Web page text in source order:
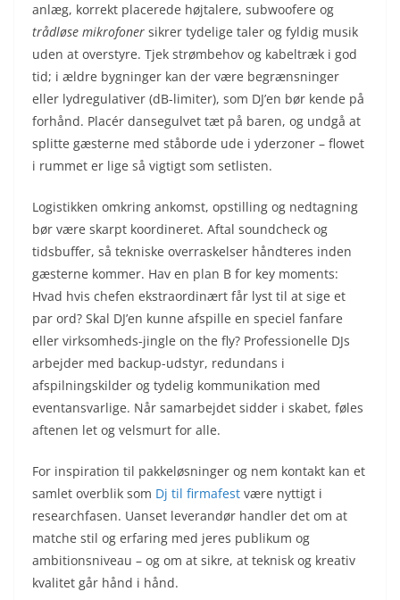
anlæg, korrekt placerede højtalere, subwoofere og
trådløse mikrofoner sikrer tydelige taler og fyldig musik
uden at overstyre. Tjek strømbehov og kabeltræk i god
tid; i ældre bygninger kan der være begrænsninger
eller lydregulativer (dB-limiter), som DJ’en bør kende på
forhånd. Placér dansegulvet tæt på baren, og undgå at
splitte gæsterne med ståborde ude i yderzoner – flowet
i rummet er lige så vigtigt som setlisten.
Logistikken omkring ankomst, opstilling og nedtagning
bør være skarpt koordineret. Aftal soundcheck og
tidsbuffer, så tekniske overraskelser håndteres inden
gæsterne kommer. Hav en plan B for key moments:
Hvad hvis chefen ekstraordinært får lyst til at sige et
par ord? Skal DJ’en kunne afspille en speciel fanfare
eller virksomheds-jingle on the fly? Professionelle DJs
arbejder med backup-udstyr, redundans i
afspilningskilder og tydelig kommunikation med
eventansvarlige. Når samarbejdet sidder i skabet, føles
aftenen let og velsmurt for alle.
For inspiration til pakkeløsninger og nem kontakt kan et
samlet overblik som Dj til firmafest være nyttigt i
researchfasen. Uanset leverandør handler det om at
matche stil og erfaring med jeres publikum og
ambitionsniveau – og om at sikre, at teknisk og kreativ
kvalitet går hånd i hånd.